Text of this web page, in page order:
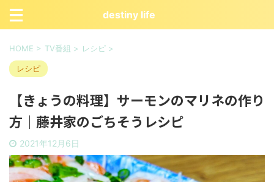
destiny life
HOME > TV番組 > レシピ >
レシピ
【きょうの料理】サーモンのマリネの作り
方｜藤井家のごちそうレシピ
2021年12月6日